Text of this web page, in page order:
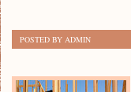
POSTED BY ADMIN